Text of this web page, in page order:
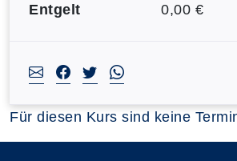
Entgelt 0,00 €
Für diesen Kurs sind keine